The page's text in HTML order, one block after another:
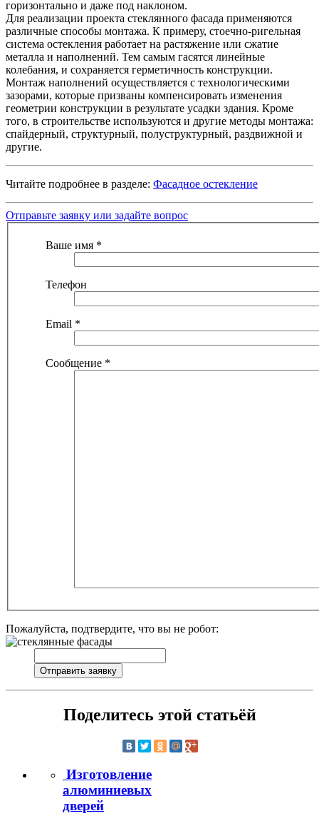
горизонтально и даже под наклоном.
Для реализации проекта стеклянного фасада применяются
различные способы монтажа. К примеру, стоечно-ригельная
система остекления работает на растяжение или сжатие
металла и наполнений. Тем самым гасятся линейные
колебания, и сохраняется герметичность конструкции.
Монтаж наполнений осуществляется с технологическими
зазорами, которые призваны компенсировать изменения
геометрии конструкции в результате усадки здания. Кроме
того, в строительстве используются и другие методы монтажа:
спайдерный, структурный, полуструктурный, раздвижной и
другие.
Читайте подробнее в разделе: Фасадное остекление
Отправьте заявку или задайте вопрос
Ваше имя *
Телефон
Email *
Сообщение *
Пожалуйста, подтвердите, что вы не робот:
Поделитесь этой статьёй
Изготовление
алюминиевых
дверей